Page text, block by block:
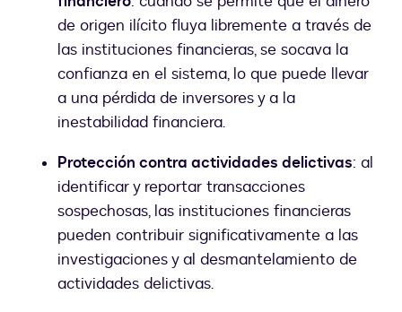
de origen ilícito fluya libremente a través de
las instituciones financieras, se socava la
confianza en el sistema, lo que puede llevar
a una pérdida de inversores y a la
inestabilidad financiera.
Protección contra actividades delictivas: al
identificar y reportar transacciones
sospechosas, las instituciones financieras
pueden contribuir significativamente a las
investigaciones y al desmantelamiento de
actividades delictivas.